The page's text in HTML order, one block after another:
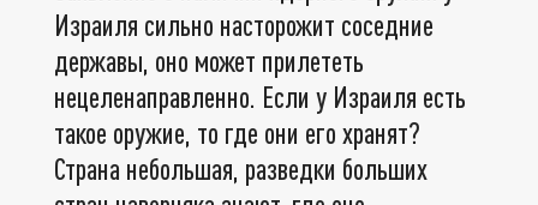
Израиля сильно насторожит соседние
державы, оно может прилететь
нецеленаправленно. Если у Израиля есть
такое оружие, то где они его хранят?
Страна небольшая, разведки больших